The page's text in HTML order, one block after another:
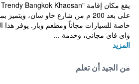
على بعد 200 م من شارع خاو سان،
واي فاي مجاني، وخدمة ...
المزيد
من الجيد أن تعلم